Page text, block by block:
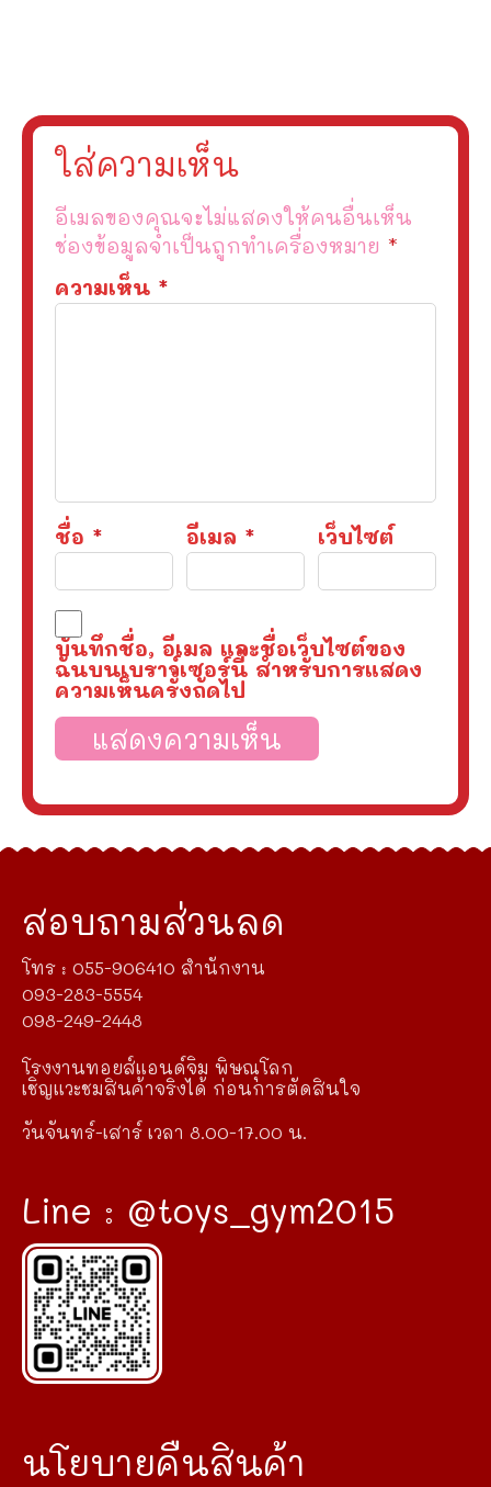
ใส่ความเห็น
อีเมลของคุณจะไม่แสดงให้คนอื่นเห็น
ช่องข้อมูลจำเป็นถูกทำเครื่องหมาย *
ความเห็น *
ชื่อ * อีเมล * เว็บไซต์
บันทึกชื่อ, อีเมล และชื่อเว็บไซต์ของ
ฉันบนเบราว์เซอร์นี้ สำหรับการแสดง
ความเห็นครั้งถัดไป
สอบถามส่วนลด
โทร : 055-906410 สำนักงาน
093-283-5554
098-249-2448
โรงงานทอยส์แอนด์จิม พิษณุโลก
เชิญแวะชมสินค้าจริงได้ ก่อนการตัดสินใจ
วันจันทร์-เสาร์ เวลา 8.00-17.00 น.
Line : @toys_gym2015
นโยบายคืนสินค้า